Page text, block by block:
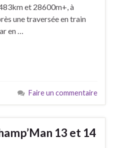
et 28600m+, à
une traversée en train
en …
Faire un commentaire
13 et 14